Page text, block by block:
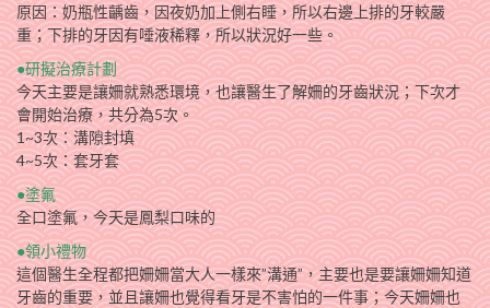
原因：奶瓶性齲齒，因夜奶加上側右睡，所以右邊上排的牙較嚴
重；下排的牙因有唾液稀釋，所以狀況好一些。
●研擬治療計劃
今天主要是讓姍就熟悉環境，也讓醫生了解姍的牙齒狀況；下次才
會開始治療，共分為5次。
1~3次：溝隙封填
4~5次：套牙套
●塗氟
全口塗氟，今天是鳳梨口味的
●領小禮物
這個醫生全程都把姍姍當大人一樣來”溝通”，主要也是要讓姍姍知道
牙齒的重要，並且讓姍也覺得看牙是不害怕的一件事；今天姍姍也